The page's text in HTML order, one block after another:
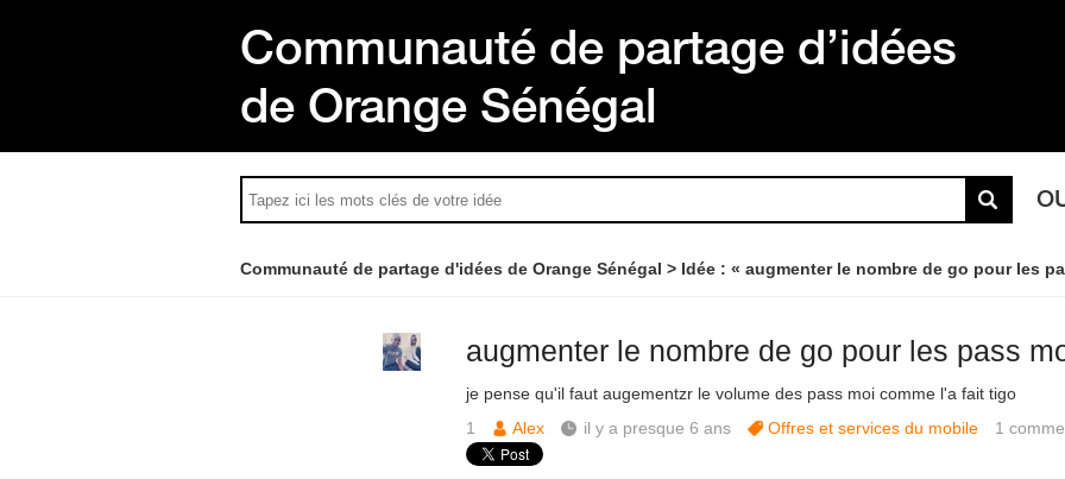
Communauté de partage d’idées
de Orange Sénégal
Communauté de partage d'idées de Orange Sénégal Idée : « augmenter le nombre de go pour les
augmenter le nombre de go pour les pass
je pense qu'il faut augementzr le volume des pass moi comme l'a fait tigo
1
Alex il y a presque 6 ans Offres et services du mobile 1